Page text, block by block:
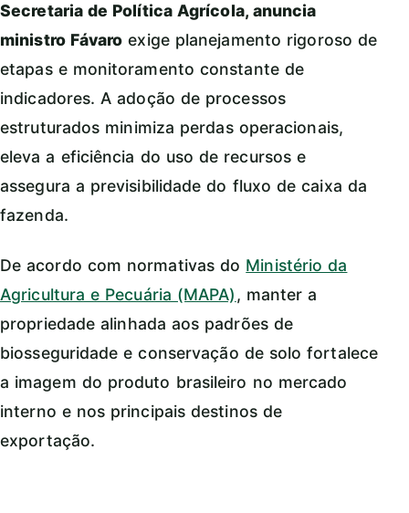
Secretaria de Política Agrícola, anuncia
ministro Fávaro exige planejamento rigoroso de
etapas e monitoramento constante de
indicadores. A adoção de processos
estruturados minimiza perdas operacionais,
eleva a eficiência do uso de recursos e
assegura a previsibilidade do fluxo de caixa da
fazenda.
De acordo com normativas do Ministério da
Agricultura e Pecuária (MAPA), manter a
propriedade alinhada aos padrões de
biosseguridade e conservação de solo fortalece
a imagem do produto brasileiro no mercado
interno e nos principais destinos de
exportação.